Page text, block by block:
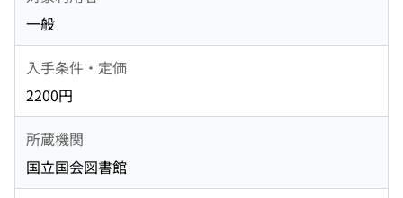
一般
入手条件・定価
2200円
所蔵機関
国立国会図書館